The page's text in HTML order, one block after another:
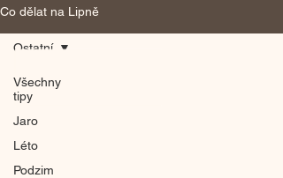
Co dělat na Lipně
Všechny
tipy
Jaro
Léto
Podzim
Ostatní